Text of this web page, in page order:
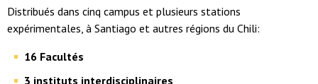
Distribués dans cinq campus et plusieurs stations
expérimentales, à Santiago et autres régions du Chili:
16 Facultés
3 instituts interdisciplinaires